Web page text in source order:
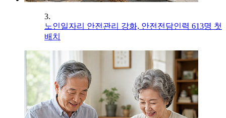
3.
노인일자리 안전관리 강화, 안전전담인력 613명 첫
배치